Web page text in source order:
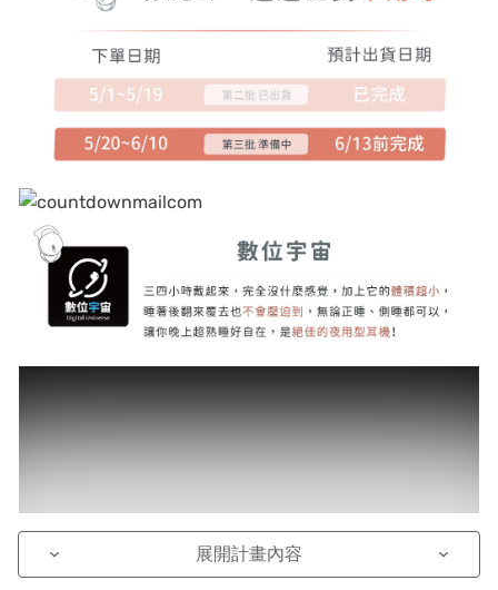
keyboard_arrow_down 展開計畫內容 keyboard_arrow_down